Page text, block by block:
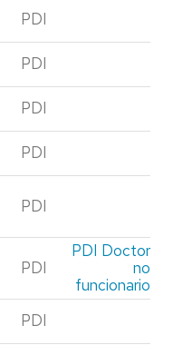
PDI
PDI
PDI
PDI
PDI
PDI
PDI Doctor
no
funcionario
PDI